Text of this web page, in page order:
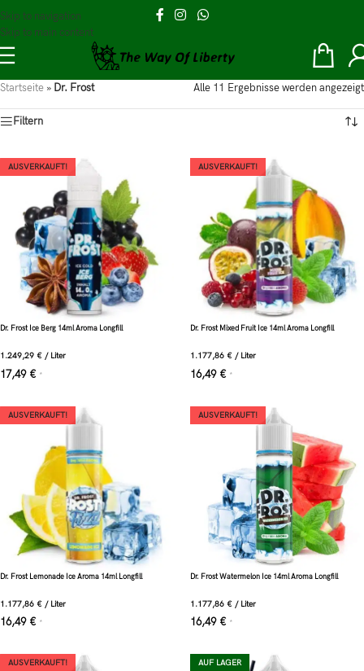
Skip to navigation
Skip to main content
Startseite » Dr. Frost Alle 11 Ergebnisse werden angezeigt
Filtern
AUSVERKAUFT!
Dr. Frost Ice Berg 14ml Aroma Longfill
1.249,29 € / Liter
17,49 € *
AUSVERKAUFT!
Dr. Frost Mixed Fruit Ice 14ml Aroma Longfill
1.177,86 € / Liter
16,49 € *
AUSVERKAUFT!
Dr. Frost Lemonade Ice Aroma 14ml Longfill
1.177,86 € / Liter
16,49 € *
AUSVERKAUFT!
Dr. Frost Watermelon Ice 14ml Aroma Longfill
1.177,86 € / Liter
16,49 € *
AUSVERKAUFT! AUF LAGER